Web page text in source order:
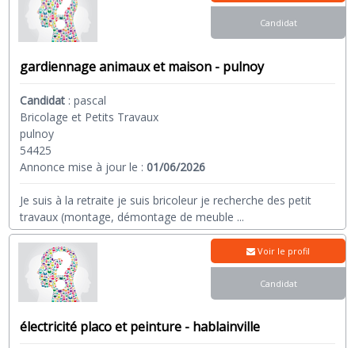
gardiennage animaux et maison - pulnoy
Candidat :pascal
Bricolage et Petits Travaux
pulnoy
54425
Annonce mise à jour le :01/06/2026
Je suis à la retraite je suis bricoleur je recherche des petit
travaux (montage, démontage de meuble ...
Candidat
électricité placo et peinture - hablainville
Voir le profil
Candidat